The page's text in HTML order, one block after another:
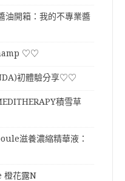
開箱：我的不專業醬
♡♡
初體驗分享♡♡
積雪草
滋養濃縮精華液：
橙花露N